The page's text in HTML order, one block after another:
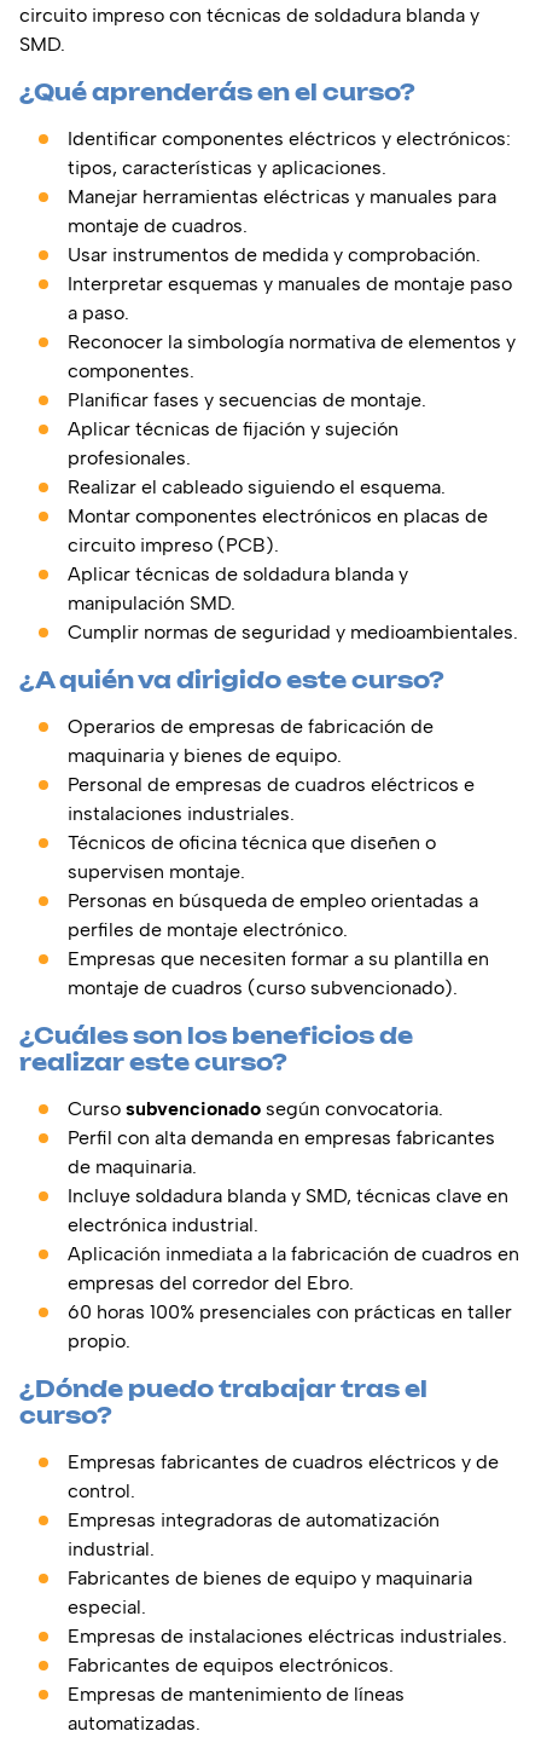
circuito impreso con técnicas de soldadura blanda y
SMD.
¿Qué aprenderás en el curso?
Identificar componentes eléctricos y electrónicos:
tipos, características y aplicaciones.
Manejar herramientas eléctricas y manuales para
montaje de cuadros.
Usar instrumentos de medida y comprobación.
Interpretar esquemas y manuales de montaje paso
a paso.
Reconocer la simbología normativa de elementos y
componentes.
Planificar fases y secuencias de montaje.
Aplicar técnicas de fijación y sujeción
profesionales.
Realizar el cableado siguiendo el esquema.
Montar componentes electrónicos en placas de
circuito impreso (PCB).
Aplicar técnicas de soldadura blanda y
manipulación SMD.
Cumplir normas de seguridad y medioambientales.
¿A quién va dirigido este curso?
Operarios de empresas de fabricación de
maquinaria y bienes de equipo.
Personal de empresas de cuadros eléctricos e
instalaciones industriales.
Técnicos de oficina técnica que diseñen o
supervisen montaje.
Personas en búsqueda de empleo orientadas a
perfiles de montaje electrónico.
Empresas que necesiten formar a su plantilla en
montaje de cuadros (curso subvencionado).
¿Cuáles son los beneficios de
realizar este curso?
Curso subvencionado según convocatoria.
Perfil con alta demanda en empresas fabricantes
de maquinaria.
Incluye soldadura blanda y SMD, técnicas clave en
electrónica industrial.
Aplicación inmediata a la fabricación de cuadros en
empresas del corredor del Ebro.
60 horas 100% presenciales con prácticas en taller
propio.
¿Dónde puedo trabajar tras el
curso?
Empresas fabricantes de cuadros eléctricos y de
control.
Empresas integradoras de automatización
industrial.
Fabricantes de bienes de equipo y maquinaria
especial.
Empresas de instalaciones eléctricas industriales.
Fabricantes de equipos electrónicos.
Empresas de mantenimiento de líneas
automatizadas.